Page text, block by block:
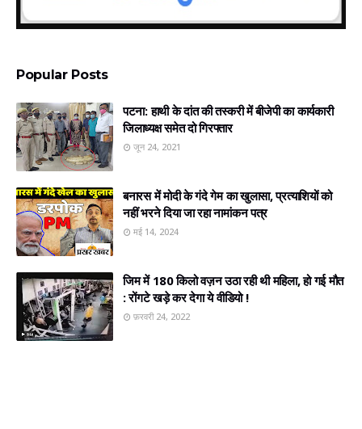
Popular Posts
पटना: हाथी के दांत की तस्करी में बीजेपी का कार्यकारी
जिलाध्यक्ष समेत दो गिरफ्तार
जून 24, 2021
बनारस में मोदी के गंदे गेम का खुलासा, प्रत्‍याशियों को
नहीं भरने दिया जा रहा नामांकन पत्र
मई 14, 2024
जिम में 180 किलो वज़न उठा रही थी महिला, हो गई मौत
: रोंगटे खड़े कर देगा ये वीडियो !
फ़रवरी 24, 2022